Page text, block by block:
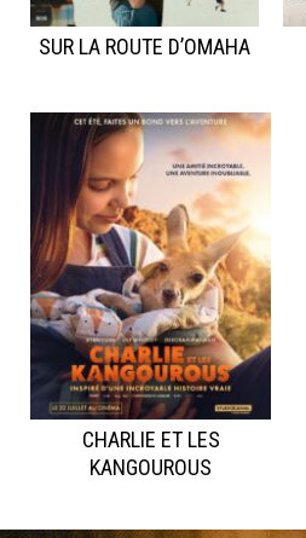
SUR LA ROUTE D’OMAHA
CHARLIE ET LES
KANGOUROUS